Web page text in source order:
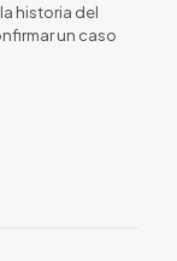
historia del
un caso